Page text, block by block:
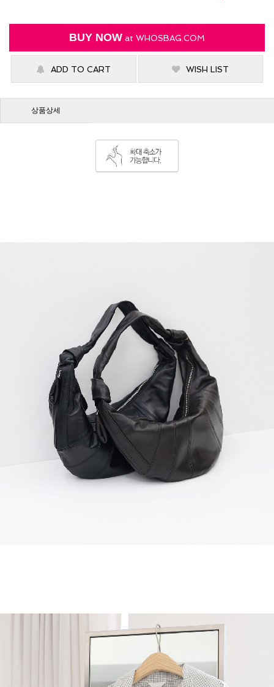
BUY NOW at WHOSBAG.COM
ADD TO CART WISH LIST
상품상세